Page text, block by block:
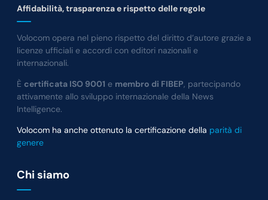
Affidabilità, trasparenza e rispetto delle regole
Volocom opera nel pieno rispetto del diritto d’autore grazie a
licenze ufficiali e accordi con editori nazionali e
internazionali.
È certificata ISO 9001 e membro di FIBEP, partecipando
attivamente allo sviluppo internazionale della News
Intelligence.
Volocom ha anche ottenuto la certificazione della parità di
genere
Chi siamo